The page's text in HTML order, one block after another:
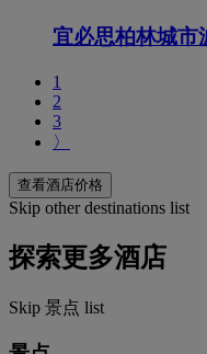
宜必思柏林城市
1
2
3
〉
查看酒店价格
Skip other destinations list
探索更多酒店
Skip 景点 list